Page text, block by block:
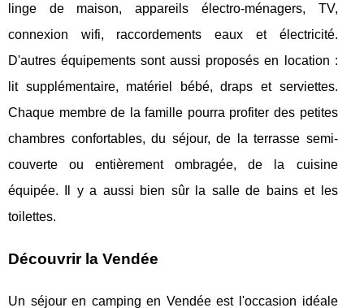
linge de maison, appareils électro-ménagers, TV,
connexion wifi, raccordements eaux et électricité.
D'autres équipements sont aussi proposés en location :
lit supplémentaire, matériel bébé, draps et serviettes.
Chaque membre de la famille pourra profiter des petites
chambres confortables, du séjour, de la terrasse semi-
couverte ou entièrement ombragée, de la cuisine
équipée. Il y a aussi bien sûr la salle de bains et les
toilettes.
Découvrir la Vendée
Un séjour en camping en Vendée est l'occasion idéale